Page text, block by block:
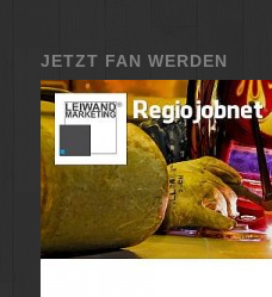
JETZT FAN WERDEN